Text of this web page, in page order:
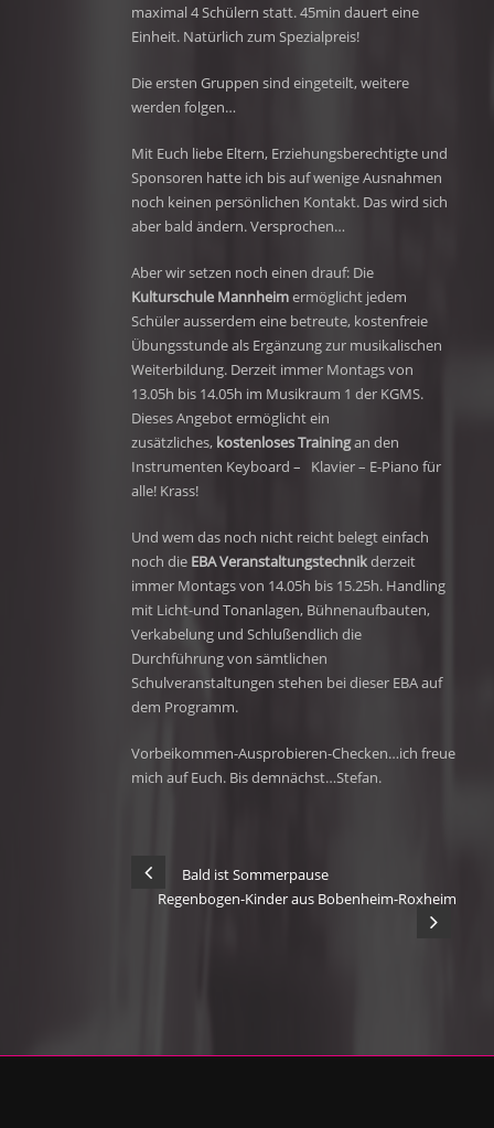
maximal 4 Schülern statt. 45min dauert eine
Einheit. Natürlich zum Spezialpreis!
Die ersten Gruppen sind eingeteilt, weitere
werden folgen…
Mit Euch liebe Eltern, Erziehungsberechtigte und
Sponsoren hatte ich bis auf wenige Ausnahmen
noch keinen persönlichen Kontakt. Das wird sich
aber bald ändern. Versprochen…
Aber wir setzen noch einen drauf: Die
Kulturschule Mannheimermöglicht jedem
Schüler ausserdem eine betreute, kostenfreie
Übungsstunde als Ergänzung zur musikalischen
Weiterbildung. Derzeit immer Montags von
13.05h bis 14.05h im Musikraum 1 der KGMS.
Dieses Angebot ermöglicht ein
zusätzliches, kostenloses Trainingan den
Instrumenten Keyboard – Klavier – E-Piano für
alle! Krass!
Und wem das noch nicht reicht belegt einfach
noch die EBA Veranstaltungstechnikderzeit
immer Montags von 14.05h bis 15.25h. Handling
mit Licht-und Tonanlagen, Bühnenaufbauten,
Verkabelung und Schlußendlich die
Durchführung von sämtlichen
Schulveranstaltungen stehen bei dieser EBA auf
dem Programm.
Vorbeikommen-Ausprobieren-Checken…ich freue
mich auf Euch. Bis demnächst…Stefan.
Bald ist Sommerpause
Regenbogen-Kinder aus Bobenheim-Roxheim